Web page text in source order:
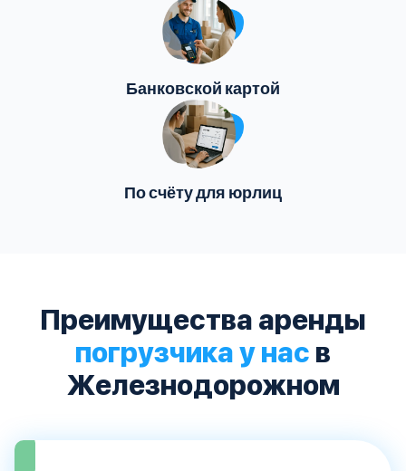
Банковской картой
По счёту для юрлиц
Преимущества аренды
погрузчика у нас в
Железнодорожном